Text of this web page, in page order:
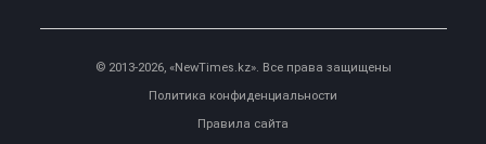
© 2013-2026, «NewTimes.kz». Все права защищены
Политика конфиденциальности
Правила сайта